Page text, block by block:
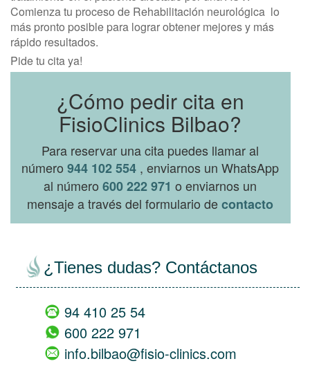
Comienza tu proceso de Rehabilitación neurológica lo
más pronto posible para lograr obtener mejores y más
rápido resultados.
Pide tu cita ya!
¿Cómo pedir cita en
FisioClinics Bilbao?
Para reservar una cita puedes llamar al
número944 102 554 , enviarnos un WhatsApp
al número600 222 971 o enviarnos un
mensaje a través del formulario decontacto
¿Tienes dudas? Contáctanos
94 410 25 54
600 222 971
info.bilbao@fisio-clinics.com